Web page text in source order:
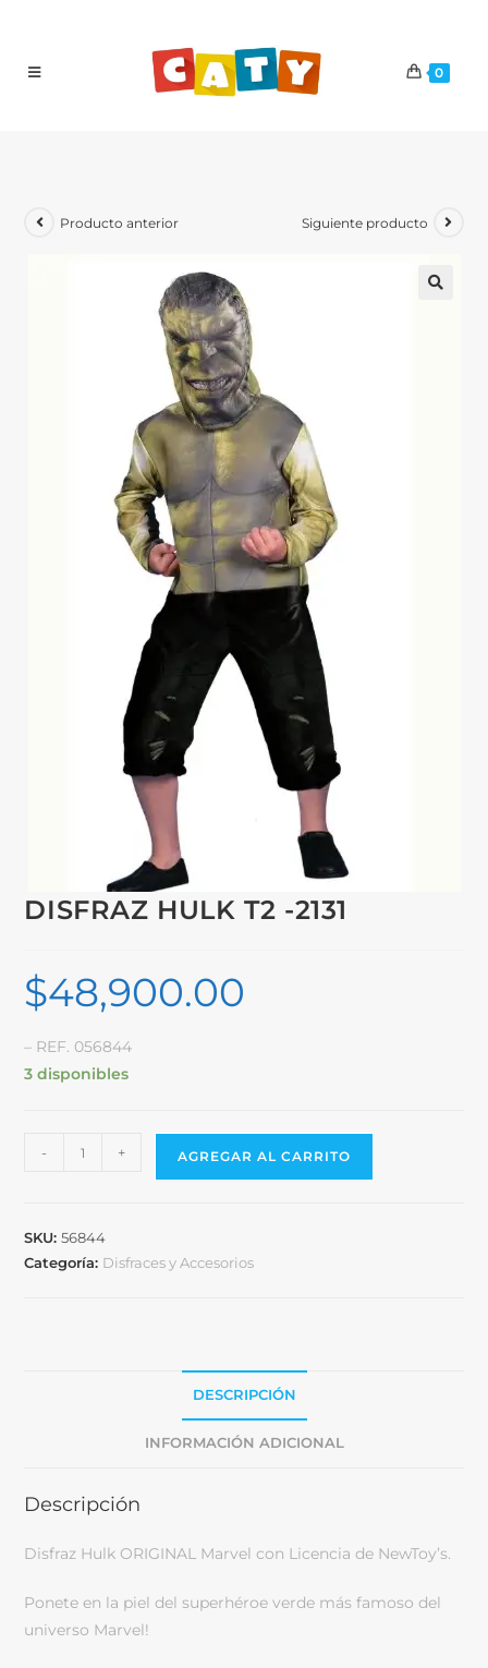
0
Producto anterior Siguiente producto
DISFRAZ HULK T2 -2131
$48,900.00
– REF. 056844
3 disponibles
- + AGREGAR AL CARRITO
SKU:56844
Categoría: Disfraces y Accesorios
DESCRIPCIÓN
INFORMACIÓN ADICIONAL
Descripción
Disfraz Hulk ORIGINAL Marvel con Licencia de NewToy’s.
Ponete en la piel del superhéroe verde más famoso del
universo Marvel!